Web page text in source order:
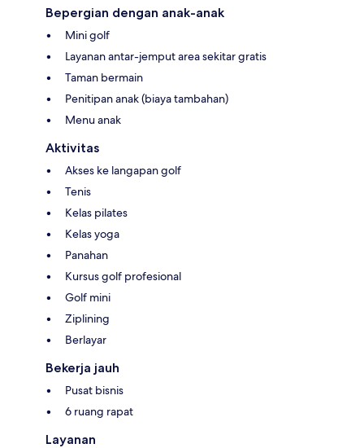
Bepergian dengan anak-anak
Mini golf
Layanan antar-jemput area sekitar gratis
Taman bermain
Penitipan anak (biaya tambahan)
Menu anak
Aktivitas
Akses ke langapan golf
Tenis
Kelas pilates
Kelas yoga
Panahan
Kursus golf profesional
Golf mini
Ziplining
Berlayar
Bekerja jauh
Pusat bisnis
6 ruang rapat
Layanan